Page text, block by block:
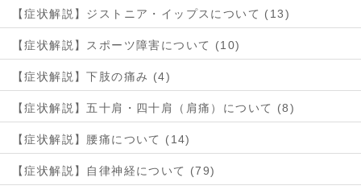
【症状解説】ジストニア・イップスについて (13)
【症状解説】スポーツ障害について (10)
【症状解説】下肢の痛み (4)
【症状解説】五十肩・四十肩（肩痛）について (8)
【症状解説】腰痛について (14)
【症状解説】自律神経について (79)